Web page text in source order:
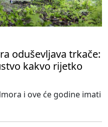
oduševljava trkače:
kakvo rijetko
i ove će godine imati